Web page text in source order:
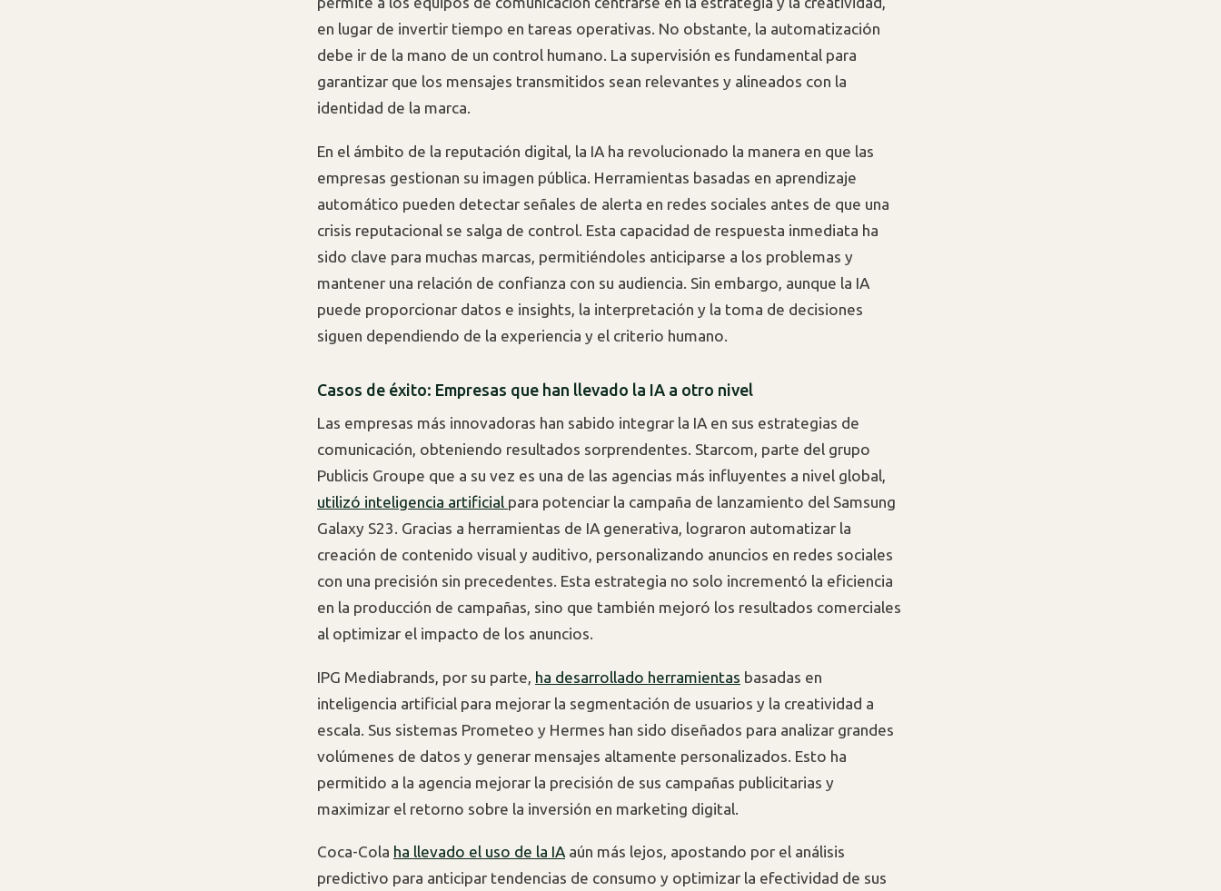
en lugar de invertir tiempo en tareas operativas. No obstante, la automatización
debe ir de la mano de un control humano. La supervisión es fundamental para
garantizar que los mensajes transmitidos sean relevantes y alineados con la
identidad de la marca.
En el ámbito de la reputación digital, la IA ha revolucionado la manera en que las
empresas gestionan su imagen pública. Herramientas basadas en aprendizaje
automático pueden detectar señales de alerta en redes sociales antes de que una
crisis reputacional se salga de control. Esta capacidad de respuesta inmediata ha
sido clave para muchas marcas, permitiéndoles anticiparse a los problemas y
mantener una relación de confianza con su audiencia. Sin embargo, aunque la IA
puede proporcionar datos e insights, la interpretación y la toma de decisiones
siguen dependiendo de la experiencia y el criterio humano.
Casos de éxito: Empresas que han llevado la IA a otro nivel
Las empresas más innovadoras han sabido integrar la IA en sus estrategias de
comunicación, obteniendo resultados sorprendentes. Starcom, parte del grupo
Publicis Groupe que a su vez es una de las agencias más influyentes a nivel global,
utilizó inteligencia artificial para potenciar la campaña de lanzamiento del Samsung
Galaxy S23. Gracias a herramientas de IA generativa, lograron automatizar la
creación de contenido visual y auditivo, personalizando anuncios en redes sociales
con una precisión sin precedentes. Esta estrategia no solo incrementó la eficiencia
en la producción de campañas, sino que también mejoró los resultados comerciales
al optimizar el impacto de los anuncios.
IPG Mediabrands, por su parte, ha desarrollado herramientas basadas en
inteligencia artificial para mejorar la segmentación de usuarios y la creatividad a
escala. Sus sistemas Prometeo y Hermes han sido diseñados para analizar grandes
volúmenes de datos y generar mensajes altamente personalizados. Esto ha
permitido a la agencia mejorar la precisión de sus campañas publicitarias y
maximizar el retorno sobre la inversión en marketing digital.
Coca-Cola ha llevado el uso de la IA aún más lejos, apostando por el análisis
predictivo para anticipar tendencias de consumo y optimizar la efectividad de sus